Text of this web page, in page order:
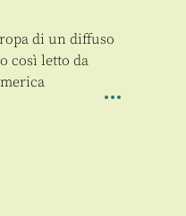
di un diffuso
così letto da